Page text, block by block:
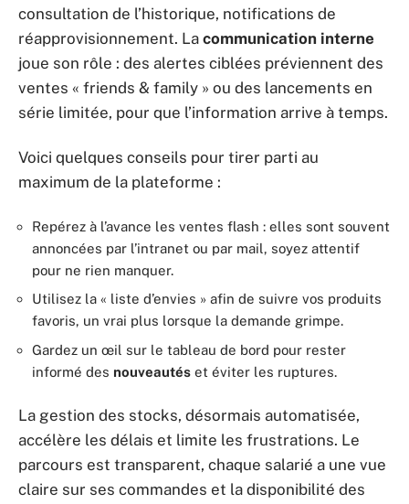
consultation de l’historique, notifications de
réapprovisionnement. La communication interne
joue son rôle : des alertes ciblées préviennent des
ventes « friends & family » ou des lancements en
série limitée, pour que l’information arrive à temps.
Voici quelques conseils pour tirer parti au
maximum de la plateforme :
Repérez à l’avance les ventes flash : elles sont souvent
annoncées par l’intranet ou par mail, soyez attentif
pour ne rien manquer.
Utilisez la « liste d’envies » afin de suivre vos produits
favoris, un vrai plus lorsque la demande grimpe.
Gardez un œil sur le tableau de bord pour rester
informé des nouveautés et éviter les ruptures.
La gestion des stocks, désormais automatisée,
accélère les délais et limite les frustrations. Le
parcours est transparent, chaque salarié a une vue
claire sur ses commandes et la disponibilité des